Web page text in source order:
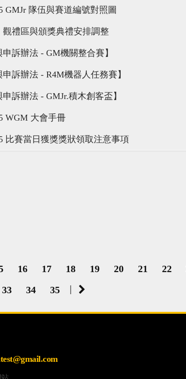
GMJr 隊伍與賽道編號對照圖
觀禮區與頒獎典禮安排調整
申訴辦法 - GM機關整合賽】
申訴辦法 - R4M機器人任務賽】
申訴辦法 - GMJr.積木創客盃】
WGM 大會手冊
比賽當日獲獎獎狀領取注意事項
16 17 18 19 20 21 22
33 34 35 |